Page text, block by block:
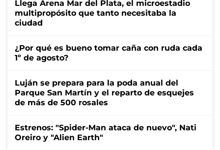
Llega Arena Mar del Plata, el microestadio
multipropósito que tanto necesitaba la
ciudad
¿Por qué es bueno tomar caña con ruda cada
1º de agosto?
Luján se prepara para la poda anual del
Parque San Martín y el reparto de esquejes
de más de 500 rosales
Estrenos: "Spider-Man ataca de nuevo", Nati
Oreiro y "Alien Earth"